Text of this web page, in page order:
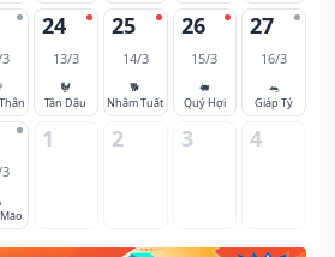
24
13/3
🐓
Tân Dậu
25
14/3
🐕
Nhâm Tuất
26
15/3
🐖
Quý Hợi
27
16/3
🐀
Giáp Tý
1 2 3 4